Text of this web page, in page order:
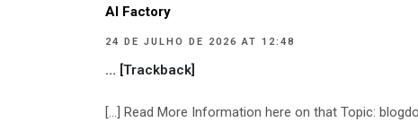
AI Factory
24 DE JULHO DE 2026 AT 12:48
… [Trackback]
[…] Read More Information here on that Topic: